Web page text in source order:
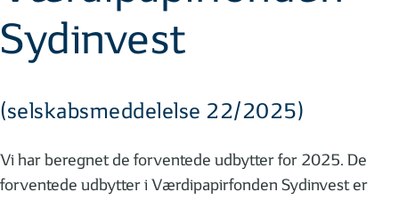
Sydinvest
(selskabsmeddelelse 22/2025)
Vi har beregnet de forventede udbytter for 2025. De
forventede udbytter i Værdipapirfonden Sydinvest er